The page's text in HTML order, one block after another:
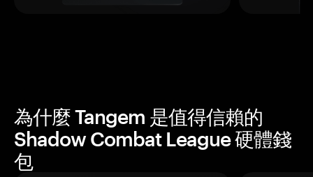
為什麼 Tangem 是值得信賴的
Shadow Combat League 硬體錢
包